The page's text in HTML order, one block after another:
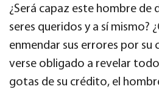
¿Será capaz este hombre de
seres queridos y a sí mismo?
enmendar sus errores por su
verse obligado a revelar
gotas de su crédito, el